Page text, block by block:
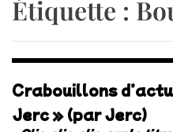
Étiquette :
Crabouillons
Jerc » (par Jerc)